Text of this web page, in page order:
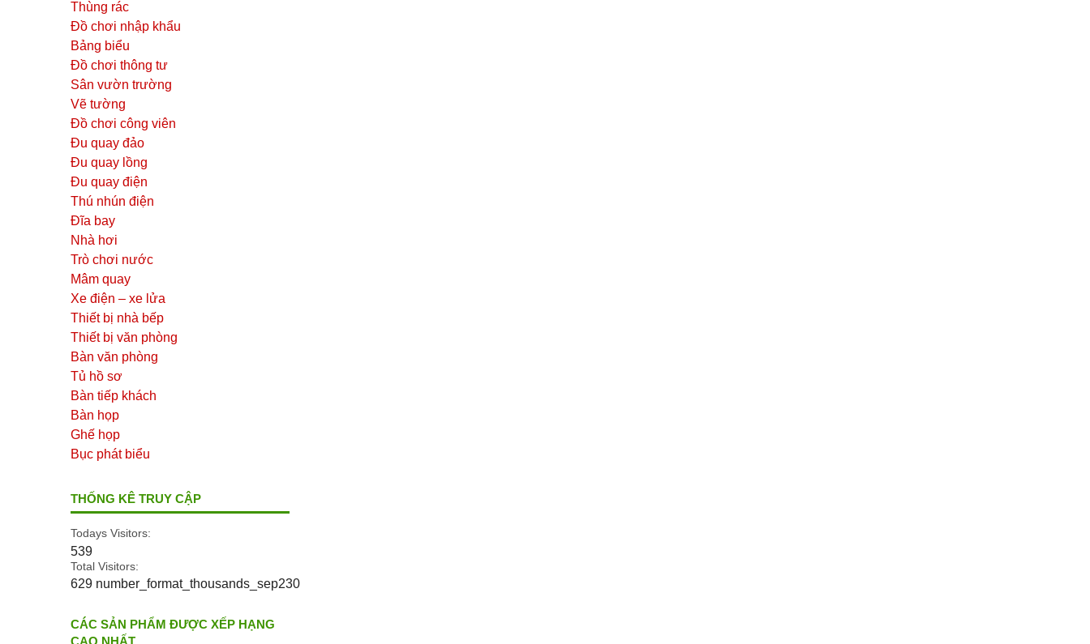
Thùng rác
Đồ chơi nhập khẩu
Bảng biểu
Đồ chơi thông tư
Sân vườn trường
Vẽ tường
Đồ chơi công viên
Đu quay đảo
Đu quay lồng
Đu quay điện
Thú nhún điện
Đĩa bay
Nhà hơi
Trò chơi nước
Mâm quay
Xe điện – xe lửa
Thiết bị nhà bếp
Thiết bị văn phòng
Bàn văn phòng
Tủ hồ sơ
Bàn tiếp khách
Bàn họp
Ghế họp
Bục phát biểu
THỐNG KÊ TRUY CẬP
Todays Visitors:
539
Total Visitors:
629 number_format_thousands_sep230
CÁC SẢN PHẨM ĐƯỢC XẾP HẠNG